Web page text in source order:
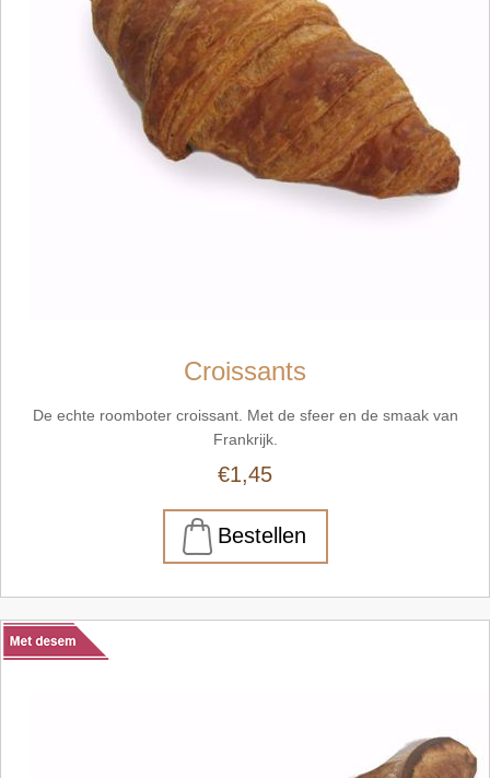
Croissants
De echte roomboter croissant. Met de sfeer en de smaak van
Frankrijk.
€1,45